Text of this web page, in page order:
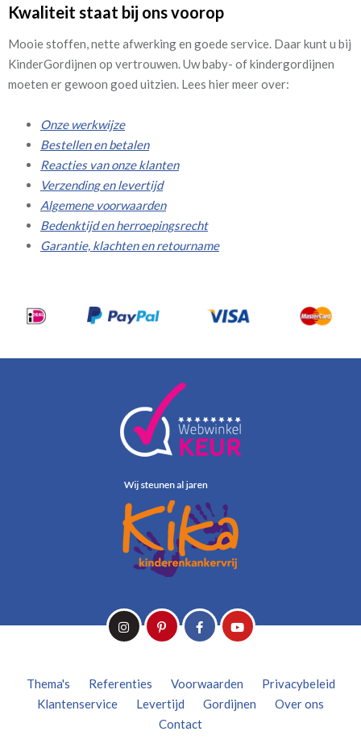
Kwaliteit staat bij ons voorop
Mooie stoffen, nette afwerking en goede service. Daar kunt u bij
KinderGordijnen op vertrouwen. Uw baby- of kindergordijnen
moeten er gewoon goed uitzien. Lees hier meer over:
Onze werkwijze
Bestellen en betalen
Reacties van onze klanten
Verzending en levertijd
Algemene voorwaarden
Bedenktijd en herroepingsrecht
Garantie, klachten en retourname
Thema's Referenties Voorwaarden
Privacybeleid
Klantenservice
Levertijd Gordijnen
Over ons
Contact